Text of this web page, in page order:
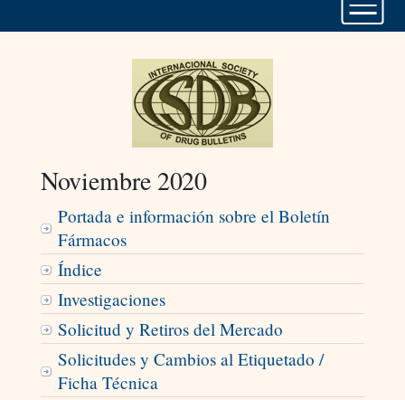
Noviembre 2020
Portada e información sobre el Boletín
Fármacos
Índice
Investigaciones
Solicitud y Retiros del Mercado
Solicitudes y Cambios al Etiquetado /
Ficha Técnica